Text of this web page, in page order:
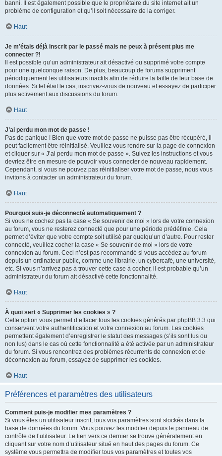
banni. Il est également possible que le propriétaire du site internet ait un
problème de configuration et qu’il soit nécessaire de la corriger.
Haut
Je m’étais déjà inscrit par le passé mais ne peux à présent plus me
connecter ?!
Il est possible qu’un administrateur ait désactivé ou supprimé votre compte
pour une quelconque raison. De plus, beaucoup de forums suppriment
périodiquement les utilisateurs inactifs afin de réduire la taille de leur base de
données. Si tel était le cas, inscrivez-vous de nouveau et essayez de participer
plus activement aux discussions du forum.
Haut
J’ai perdu mon mot de passe !
Pas de panique ! Bien que votre mot de passe ne puisse pas être récupéré, il
peut facilement être réinitialisé. Veuillez vous rendre sur la page de connexion
et cliquer sur « J’ai perdu mon mot de passe ». Suivez les instructions et vous
devriez être en mesure de pouvoir vous connecter de nouveau rapidement.
Cependant, si vous ne pouvez pas réinitialiser votre mot de passe, nous vous
invitons à contacter un administrateur du forum.
Haut
Pourquoi suis-je déconnecté automatiquement ?
Si vous ne cochez pas la case « Se souvenir de moi » lors de votre connexion
au forum, vous ne resterez connecté que pour une période prédéfinie. Cela
permet d’éviter que votre compte soit utilisé par quelqu’un d’autre. Pour rester
connecté, veuillez cocher la case « Se souvenir de moi » lors de votre
connexion au forum. Ceci n’est pas recommandé si vous accédez au forum
depuis un ordinateur public, comme une librairie, un cybercafé, une université,
etc. Si vous n’arrivez pas à trouver cette case à cocher, il est probable qu’un
administrateur du forum ait désactivé cette fonctionnalité.
Haut
À quoi sert « Supprimer les cookies » ?
Cette option vous permet d’effacer tous les cookies générés par phpBB 3.3 qui
conservent votre authentification et votre connexion au forum. Les cookies
permettent également d’enregistrer le statut des messages (s’ils sont lus ou
non lus) dans le cas où cette fonctionnalité a été activée par un administrateur
du forum. Si vous rencontrez des problèmes récurrents de connexion et de
déconnexion au forum, essayez de supprimer les cookies.
Haut
Préférences et paramètres des utilisateurs
Comment puis-je modifier mes paramètres ?
Si vous êtes un utilisateur inscrit, tous vos paramètres sont stockés dans la
base de données du forum. Vous pouvez les modifier depuis le panneau de
contrôle de l’utilisateur. Le lien vers ce dernier se trouve généralement en
cliquant sur votre nom d’utilisateur situé en haut des pages du forum. Ce
système vous permettra de modifier tous vos paramètres et toutes vos